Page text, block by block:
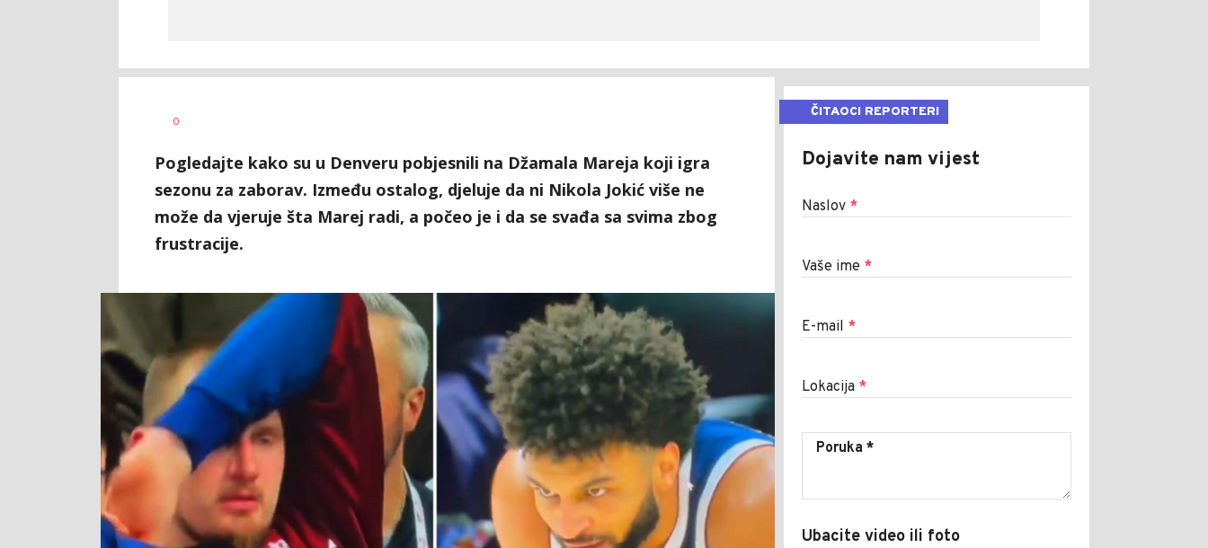
AUTOR
0
Pogledajte kako su u Denveru pobjesnili na Džamala Mareja koji igra
sezonu za zaborav. Između ostalog, djeluje da ni Nikola Jokić više ne
može da vjeruje šta Marej radi, a počeo je i da se svađa sa svima zbog
frustracije.
ČITAOCI REPORTERI
Dojavite nam vijest
Naslov *
Vaše ime *
E-mail *
Lokacija *
Ubacite video ili foto